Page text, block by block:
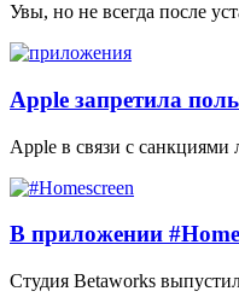
Увы, но не всегда после
Apple запретила
Apple в связи с
В приложении
Студия Betaworks